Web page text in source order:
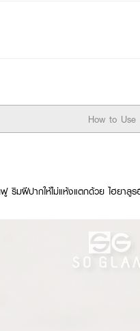
How to Use
ริมฝีปากให้ไม่แห้งแตกด้วย ไฮยาลู